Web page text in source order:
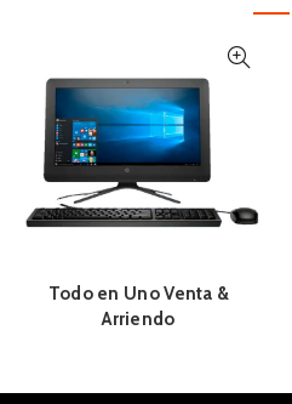
Todo en Uno Venta &
Arriendo